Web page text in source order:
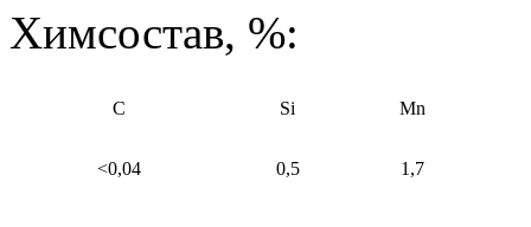
Химсостав, %:
C Si Mn
<0,04 0,5 1,7